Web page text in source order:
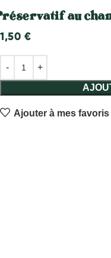
au
1,50 €
Ajouter à mes favoris